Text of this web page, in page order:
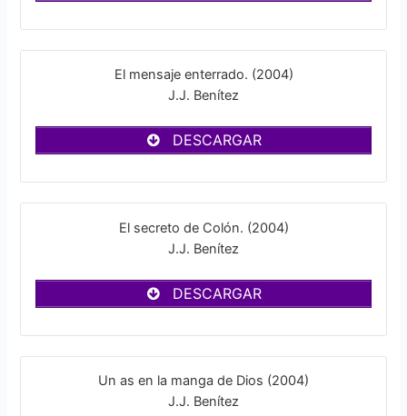
El mensaje enterrado. (2004)
J.J. Benítez
DESCARGAR
El secreto de Colón. (2004)
J.J. Benítez
DESCARGAR
Un as en la manga de Dios (2004)
J.J. Benítez